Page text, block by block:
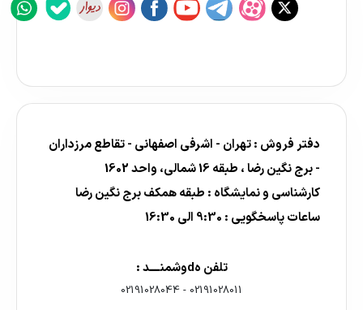
دفتر فروش : تهران - اشرفی اصفهانی - تقاطع مرزداران
- برج نگین رضا ، طبقه 16 شمالی، واحد 1602
کارشناسی و نمایشگاه : طبقه همکف برج نگین رضا
ساعات پاسخگویی : 9:30 الی 16:30
تلفن هdوشمنــــد :
02191028011
-
02191028044